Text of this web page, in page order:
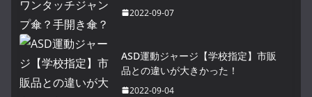
2022-09-07
ASD運動ジャージ【学校指定】市販
品との違いが大きかった！
2022-09-04